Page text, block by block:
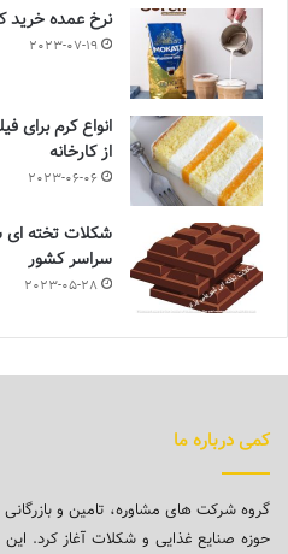
نرخ عمده خرید
2023-07-19
انواع کرم
از کارخانه
2023-06-06
سراسر کشور
2023-05-28
کمی درباره ما
حوزه صنایع غذایی و شکلات آغاز کرد.